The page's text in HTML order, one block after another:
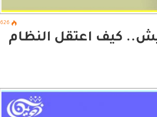
626
كيف اعتقل النظام